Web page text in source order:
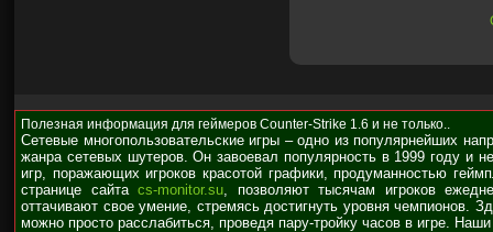
Полезная информация для геймеров Counter-Strike 1.6 и не только..
Сетевые многопользовательские игры – одно из популярнейших
жанра сетевых шутеров. Он завоевал популярность в 1999 году и
игр, поражающих игроков красотой графики, продуманностью
странице сайта cs-monitor.su, позволяют тысячам игроков
оттачивают свое умение, стремясь достигнуть уровня чемпионов.
можно просто расслабиться, проведя пару-тройку часов в игре.